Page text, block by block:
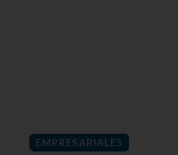
EMPRESARIALES